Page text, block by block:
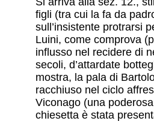
figli (tra cui la fa da
sull’insistente protrarsi
Luini, come comprova
influsso nel recidere di
secoli, d’attardate
mostra, la pala di
racchiuso nel ciclo
Viconago (una
chiesetta è stata